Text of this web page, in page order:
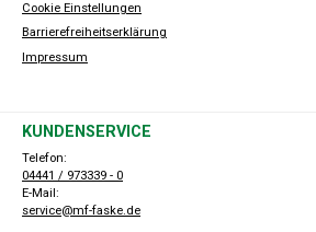
Cookie Einstellungen
Barrierefreiheitserklärung
Impressum
KUNDENSERVICE
Telefon:
04441 / 973339 - 0
E-Mail:
service@mf-faske.de